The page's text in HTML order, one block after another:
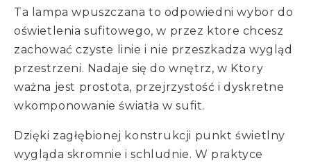
Ta lampa wpuszczana to odpowiedni wybor do
oświetlenia sufitowego, w przez ktore chcesz
zachować czyste linie i nie przeszkadza wygląd
przestrzeni. Nadaje się do wnętrz, w Ktory
ważna jest prostota, przejrzystość i dyskretne
wkomponowanie światła w sufit.
Dzięki zagłębionej konstrukcji punkt świetlny
wygląda skromnie i schludnie. W praktyce